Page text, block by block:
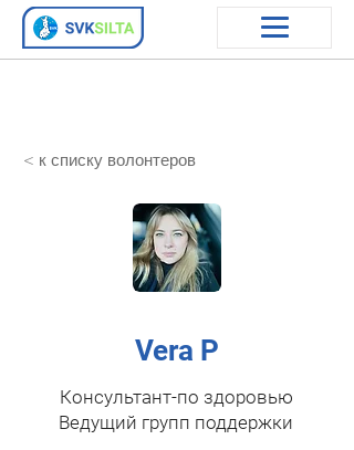
< к списку волонтеров
Vera P
Консультант-по здоровью
Ведущий групп поддержки